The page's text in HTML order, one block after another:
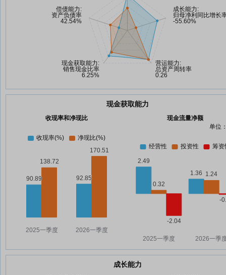
现金获取能力
收现率和净现比
现金流量净额
单位
成长能力